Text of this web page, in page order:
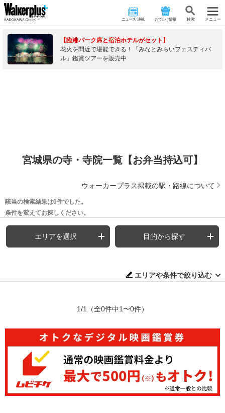
ニュース･連載 おでかけ情報 検 索 メニュー
【臨港パーク席と宿泊ホテルがセット】
花火を間近で堪能できる！「みなとみらいフェスティバ
ル」鑑賞ツアーを販売中
宮城県の寺・寺院一覧【お弁当持込可】
ウォーカープラス掲載の駅・路線について
該当の検索結果は0件でした。
条件を変えてお探しください。
エリアを選択 目的から探す
エリアや条件で絞り込む
1/1 （全0件中1〜0件）